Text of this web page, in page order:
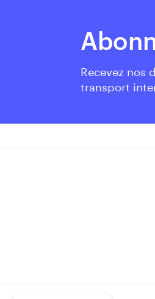
Recevez nos
transport